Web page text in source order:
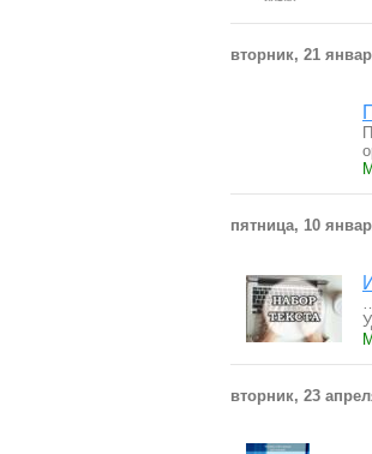
вторник, 21
пятница, 10
вторник, 23